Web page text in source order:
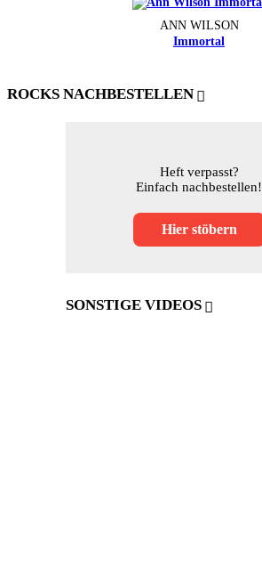
ANN WILSON
Immortal
ROCKS NACHBESTELLEN
Heft verpasst?
Einfach nachbestellen!
Hier stöbern
SONSTIGE VIDEOS